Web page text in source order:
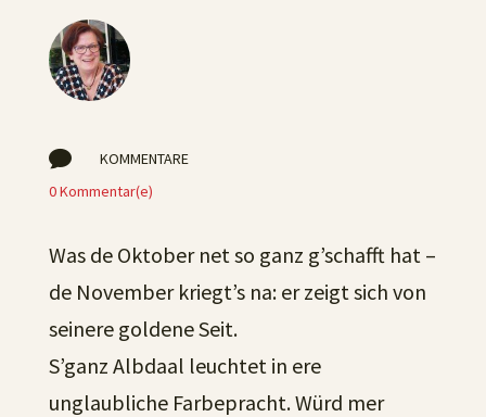

KOMMENTARE
0 Kommentar(e)
Was de Oktober net so ganz g’schafft hat –
de November kriegt’s na: er zeigt sich von
seinere goldene Seit.
S’ganz Albdaal leuchtet in ere
unglaubliche Farbepracht. Würd mer